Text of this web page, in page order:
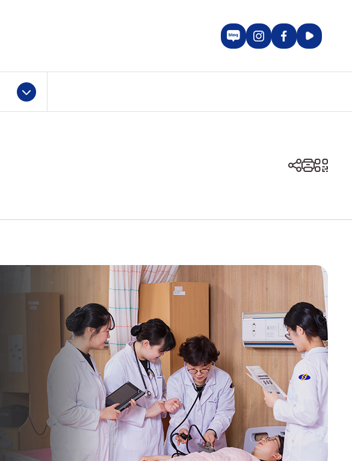
블로그 바로가기
인스타그램 바로가기
페이스북 바로
유투브